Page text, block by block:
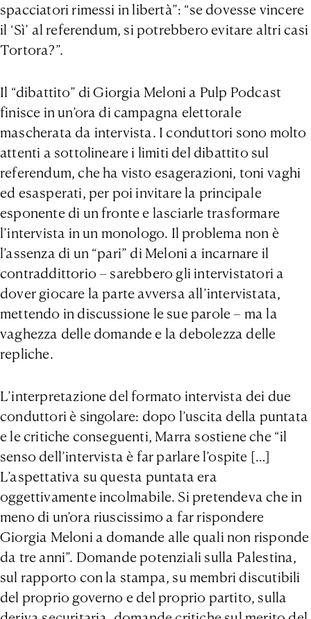
spacciatori rimessi in libertà”: “se dovesse vincere
il ‘Sì’ al referendum, si potrebbero evitare altri casi
Tortora?”.
Il “dibattito” di Giorgia Meloni a Pulp Podcast
finisce in un’ora di campagna elettorale
mascherata da intervista. I conduttori sono molto
attenti a sottolineare i limiti del dibattito sul
referendum, che ha visto esagerazioni, toni vaghi
ed esasperati, per poi invitare la principale
esponente di un fronte e lasciarle trasformare
l’intervista in un monologo. Il problema non è
l’assenza di un “pari” di Meloni a incarnare il
contraddittorio – sarebbero gli intervistatori a
dover giocare la parte avversa all’intervistata,
mettendo in discussione le sue parole – ma la
vaghezza delle domande e la debolezza delle
repliche.
L’interpretazione del formato intervista dei due
conduttori è singolare: dopo l’uscita della puntata
e le critiche conseguenti, Marra sostiene che “il
senso dell’intervista è far parlare l’ospite […]
L’aspettativa su questa puntata era
oggettivamente incolmabile. Si pretendeva che in
meno di un’ora riuscissimo a far rispondere
Giorgia Meloni a domande alle quali non risponde
da tre anni”. Domande potenziali sulla Palestina,
sul rapporto con la stampa, su membri discutibili
del proprio governo e del proprio partito, sulla